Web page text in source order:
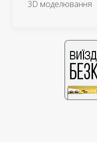
3D моделювання